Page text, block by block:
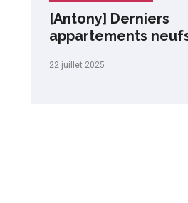
[Antony] Derniers
appartements
22 juillet 2025